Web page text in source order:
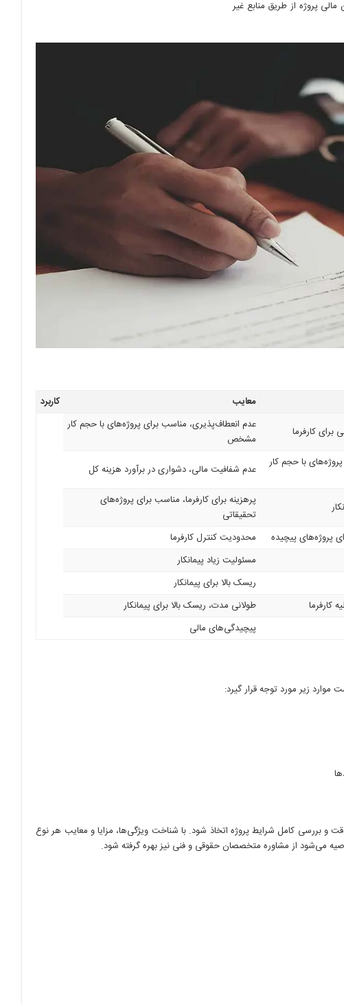
مالی پروژه از طریق منابع غیر
معایب
کاربرد
کارفرما
عدم انعطاف‌پذیری، مناسب برای پروژه‌های با حجم کار
مشخص
با حجم کار
عدم شفافیت مالی، دشواری در برآورد هزینه کل
پرهزینه برای کارفرما، مناسب برای پروژه‌های
تحقیقاتی
پروژه‌های پیچیده
محدودیت کنترل کارفرما
مسئولیت زیاد پیمانکار
ریسک بالا برای پیمانکار
کارفرما
طولانی مدت، ریسک بالا برای پیمانکار
پیچیدگی‌های مالی
موارد زیر مورد توجه قرار گیرد:
و بررسی کامل شرایط پروژه اتخاذ شود. با شناخت ویژگی‌ها، مزایا و معایب هر نوع
می‌شود از مشاوره متخصصان حقوقی و فنی نیز بهره گرفته شود.